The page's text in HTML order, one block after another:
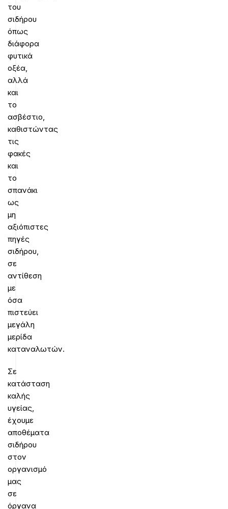
του
σιδήρου
όπως
διάφορα
φυτικά
οξέα,
αλλά
και
το
ασβέστιο,
καθιστώντας
τις
φακές
και
το
σπανάκι
ως
μη
αξιόπιστες
πηγές
σιδήρου,
σε
αντίθεση
με
όσα
πιστεύει
μεγάλη
μερίδα
καταναλωτών.
Σε
κατάσταση
καλής
υγείας,
έχουμε
αποθέματα
σιδήρου
στον
οργανισμό
μας
σε
όργανα